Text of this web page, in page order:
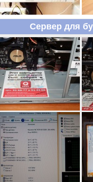
Сервер для